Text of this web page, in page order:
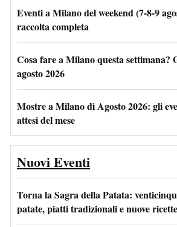
Eventi a Milano del weekend (7-8-9
raccolta completa
Cosa fare a Milano questa settimana?
agosto 2026
Mostre a Milano di Agosto 2026: gli
attesi del mese
Nuovi Eventi
Torna la Sagra della Patata:
patate, piatti tradizionali e nuove ricette